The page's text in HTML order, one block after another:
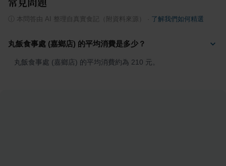
本問答由 AI 整理自真實食記（附資料來源） 了解我們如何精選
丸飯食事處 (嘉鄉店) 的平均消費是多少？
丸飯食事處 (嘉鄉店) 的平均消費約為 210 元。